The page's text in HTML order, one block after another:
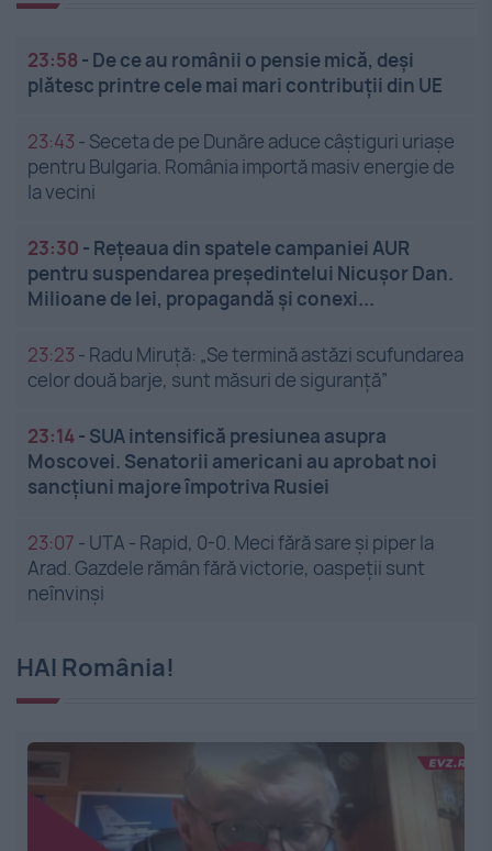
23:58 - De ce au românii o pensie mică, deși
plătesc printre cele mai mari contribuții din UE
23:43 - Seceta de pe Dunăre aduce câștiguri uriașe
pentru Bulgaria. România importă masiv energie de
la vecini
23:30 - Rețeaua din spatele campaniei AUR
pentru suspendarea președintelui Nicușor Dan.
Milioane de lei, propagandă și conexi...
23:23 - Radu Miruță: „Se termină astăzi scufundarea
celor două barje, sunt măsuri de siguranţă”
23:14- SUA intensifică presiunea asupra
Moscovei. Senatorii americani au aprobat noi
sancțiuni majore împotriva Rusiei
23:07 - UTA - Rapid, 0-0. Meci fără sare și piper la
Arad. Gazdele rămân fără victorie, oaspeții sunt
neînvinși
HAI România!